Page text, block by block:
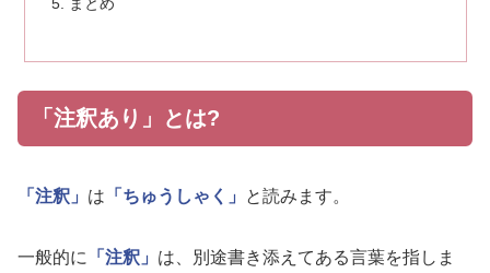
「注釈あり」とは?
「注釈」 は 「ちゅうしゃく」 と読みます。
一般的に 「注釈」 は、別途書き添えてある言葉を指しま